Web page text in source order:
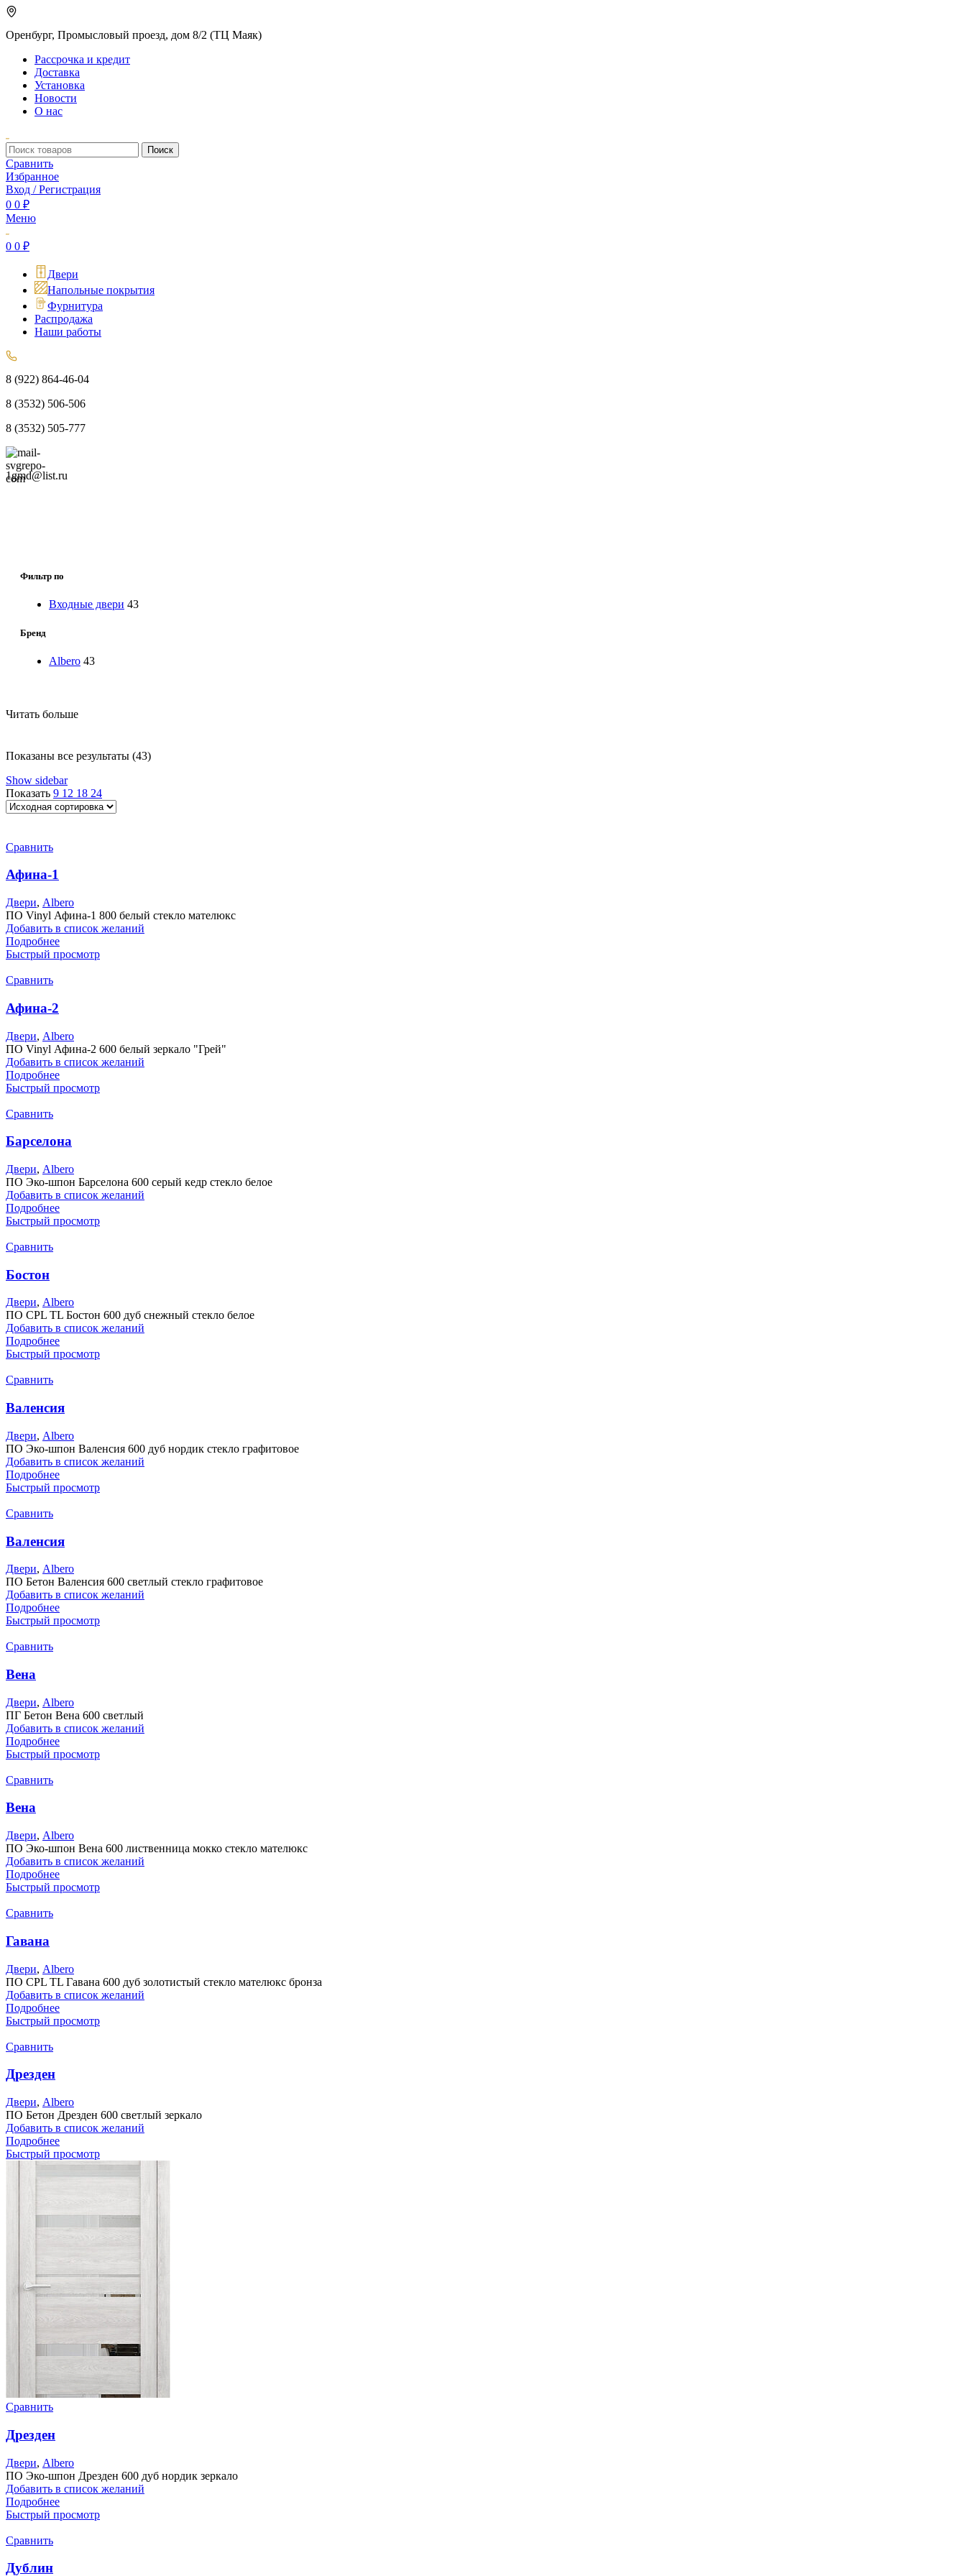
Оренбург, Промысловый проезд, дом 8/2 (ТЦ Маяк)
Рассрочка и кредит
Доставка
Установка
Новости
О нас
Поиск
Сравнить
Избранное
Вход / Регистрация
0 0 ₽
Меню
0 0 ₽
Двери
Напольные покрытия
Фурнитура
Распродажа
Наши работы
8 (922) 864-46-04
8 (3532) 506-506
8 (3532) 505-777
1gmd@list.ru
Фильтр по
Входные двери 43
Бренд
Albero 43
Читать больше
Показаны все результаты (43)
Show sidebar
Показать 9 12 18 24
Сравнить
Афина-1
Двери, Albero
ПО Vinyl Афина-1 800 белый стекло мателюкс
Добавить в список желаний
Подробнее
Быстрый просмотр
Сравнить
Афина-2
Двери, Albero
ПО Vinyl Афина-2 600 белый зеркало "Грей"
Добавить в список желаний
Подробнее
Быстрый просмотр
Сравнить
Барселона
Двери, Albero
ПО Эко-шпон Барселона 600 серый кедр стекло белое
Добавить в список желаний
Подробнее
Быстрый просмотр
Сравнить
Бостон
Двери, Albero
ПО CPL TL Бостон 600 дуб снежный стекло белое
Добавить в список желаний
Подробнее
Быстрый просмотр
Сравнить
Валенсия
Двери, Albero
ПО Эко-шпон Валенсия 600 дуб нордик стекло графитовое
Добавить в список желаний
Подробнее
Быстрый просмотр
Сравнить
Валенсия
Двери, Albero
ПО Бетон Валенсия 600 светлый стекло графитовое
Добавить в список желаний
Подробнее
Быстрый просмотр
Сравнить
Вена
Двери, Albero
ПГ Бетон Вена 600 светлый
Добавить в список желаний
Подробнее
Быстрый просмотр
Сравнить
Вена
Двери, Albero
ПО Эко-шпон Вена 600 лиственница мокко стекло мателюкс
Добавить в список желаний
Подробнее
Быстрый просмотр
Сравнить
Гавана
Двери, Albero
ПО CPL TL Гавана 600 дуб золотистый стекло мателюкс бронза
Добавить в список желаний
Подробнее
Быстрый просмотр
Сравнить
Дрезден
Двери, Albero
ПО Бетон Дрезден 600 светлый зеркало
Добавить в список желаний
Подробнее
Быстрый просмотр
Сравнить
Дрезден
Двери, Albero
ПО Эко-шпон Дрезден 600 дуб нордик зеркало
Добавить в список желаний
Подробнее
Быстрый просмотр
Сравнить
Дублин